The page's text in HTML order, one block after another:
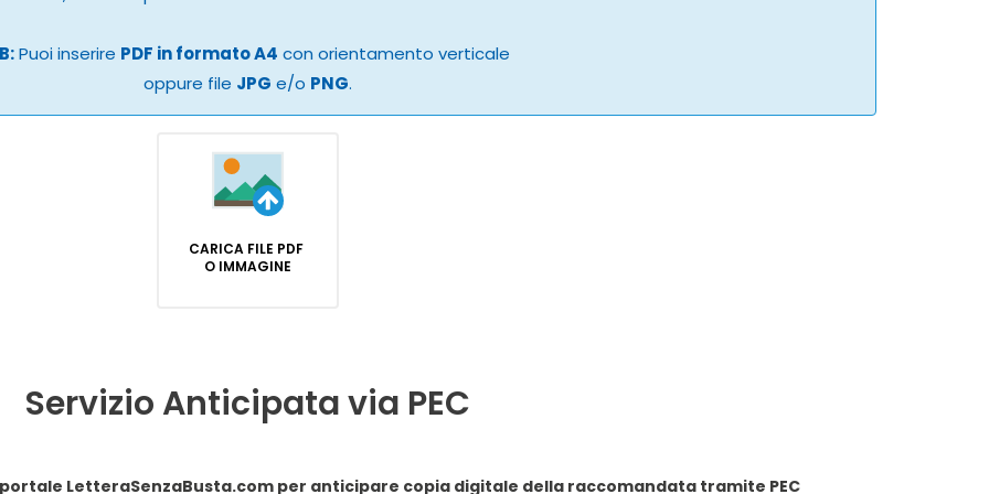
Puoi inserire PDF in formato A4 con orientamento verticale
oppure file JPG e/o PNG.
CARICA FILE PDF
O IMMAGINE
Servizio Anticipata via PEC
Dichiaro di conferire procura speciale al portale LetteraSenzaBusta.com per anticipare copia digitale della raccomandata tramite PEC